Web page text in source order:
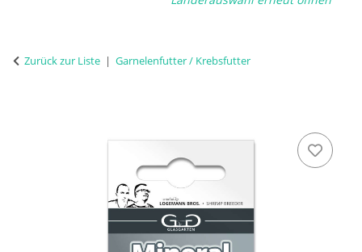
Zurück zur Liste Garnelenfutter / Krebsfutter